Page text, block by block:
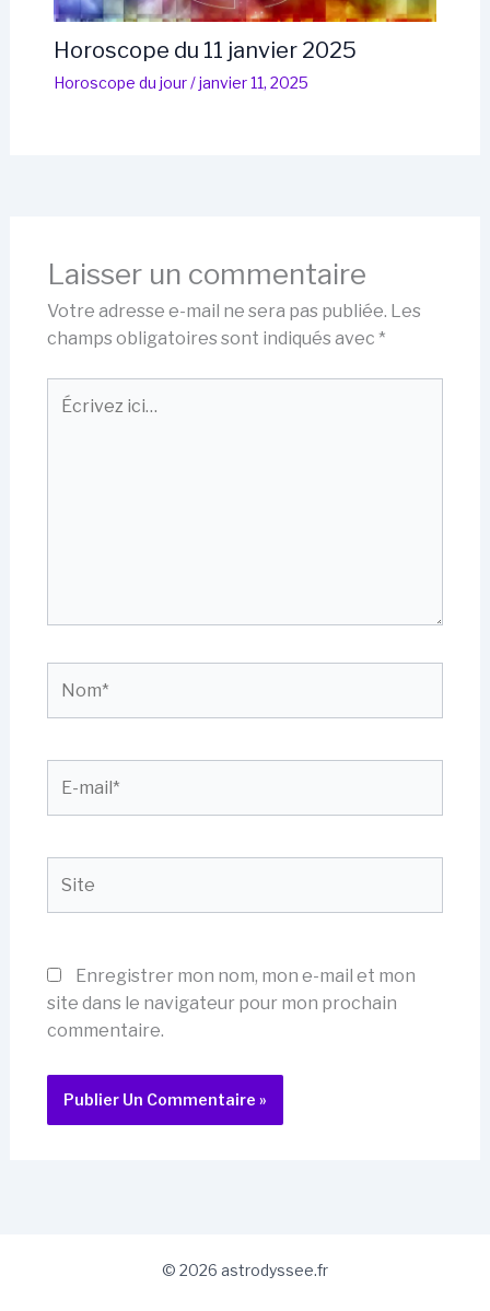
Horoscope du 11 janvier 2025
Horoscope du jour/janvier 11, 2025
Laisser un commentaire
Votre adresse e-mail ne sera pas publiée. Les
champs obligatoires sont indiqués avec *
Écrivez
ici…
mail*
Enregistrer mon nom, mon e-mail et mon
site dans le navigateur pour mon prochain
commentaire.
© 2026 astrodyssee.fr